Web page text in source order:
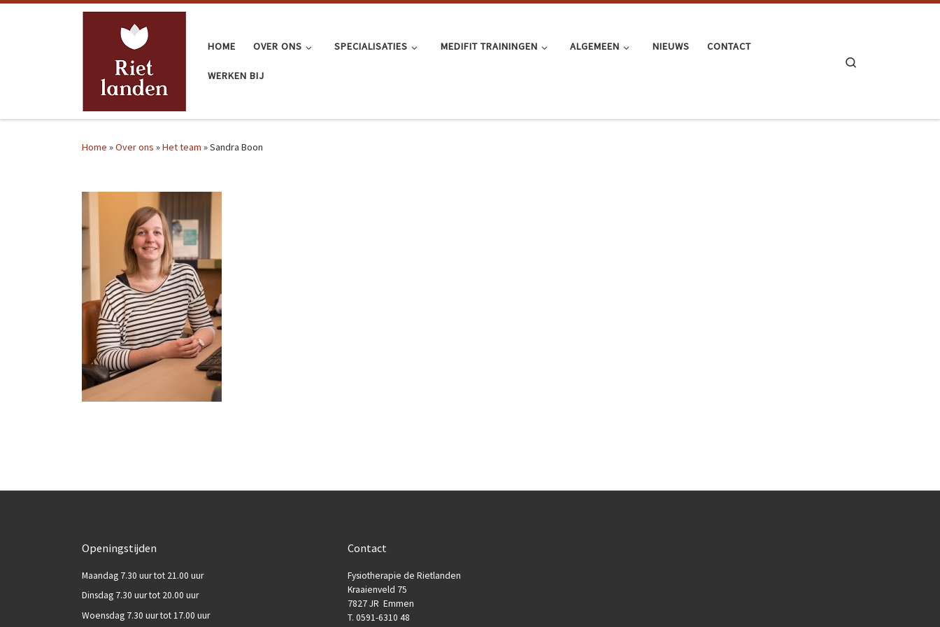
HOME OVER ONS SPECIALISATIES MEDIFIT TRAININGEN ALGEMEEN NIEUWS CONTACT
WERKEN BIJ
Home »Over ons »Het team »Sandra Boon
Openingstijden
Maandag 7.30 uur tot 21.00 uur
Dinsdag 7.30 uur tot 20.00 uur
Woensdag 7.30 uur tot 17.00 uur
Contact
Fysiotherapie de Rietlanden
Kraaienveld 75
7827 JR Emmen
T. 0591-6310 48